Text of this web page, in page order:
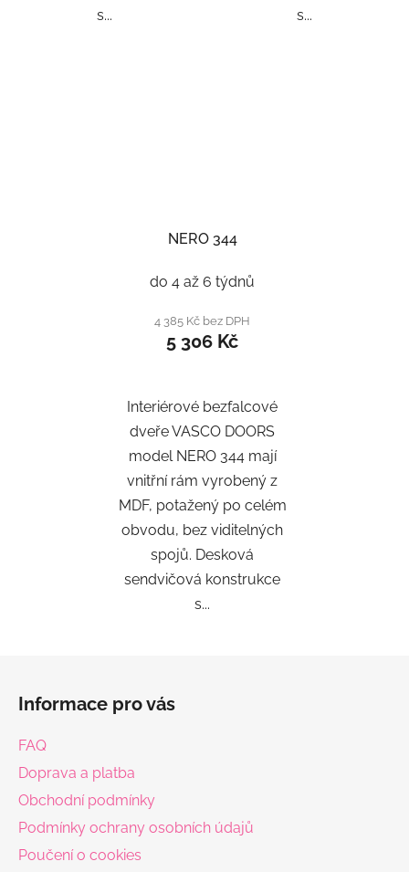
s...
s...
NERO 344
do 4 až 6 týdnů
4 385 Kč bez DPH
5 306 Kč
Interiérové bezfalcové
dveře VASCO DOORS
model NERO 344 mají
vnitřní rám vyrobený z
MDF, potažený po celém
obvodu, bez viditelných
spojů. Desková
sendvičová konstrukce
s...
Informace pro vás
FAQ
Doprava a platba
Obchodní podmínky
Podmínky ochrany osobních údajů
Poučení o cookies